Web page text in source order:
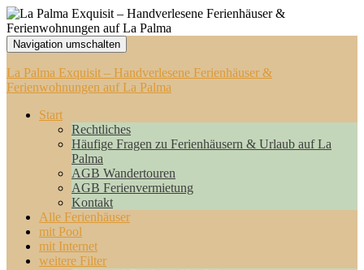
Navigation umschalten
La Palma Exquisit – Handverlesene Ferienhäuser &
Ferienwohnungen auf La Palma
Start
Rechtliches
Häufige Fragen zu Ferienhäusern & Urlaub auf La
Palma
AGB Wandertouren
AGB Ferienvermietung
Kontakt
Alle Ferienhäuser
mit Pool
mit Internet
weitere Filter